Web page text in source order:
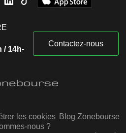
/ 14h-
Contactez-nous
les cookies Blog Zonebourse
nous ?